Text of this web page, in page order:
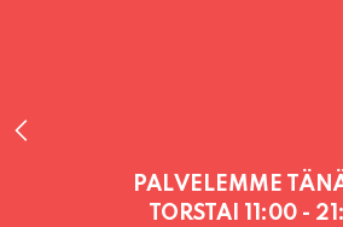
PALVELEMME
TORSTAI 11:00 -